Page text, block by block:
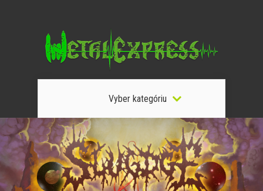
Vyber kategóriu